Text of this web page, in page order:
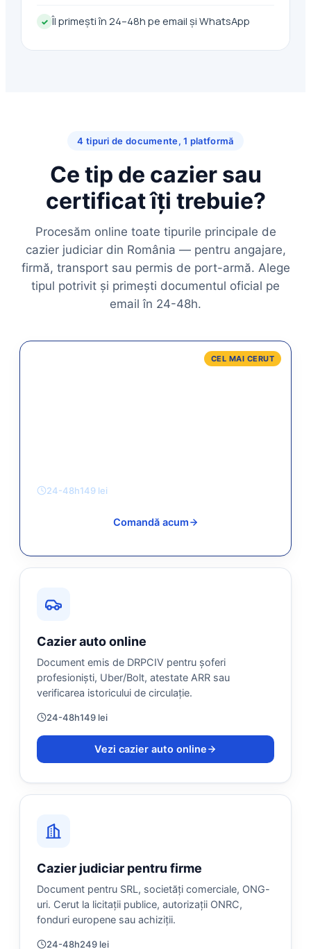
✓ Îl primești în 24–48h pe email și WhatsApp
4 tipuri de documente, 1 platformă
Ce tip de cazier sau
certificat îți trebuie?
Procesăm online toate tipurile principale de
cazier judiciar din România — pentru angajare,
firmă, transport sau permis de port-armă. Alege
tipul potrivit și primești documentul oficial pe
email în 24-48h.
CEL MAI CERUT
24-48h149 lei
Comandă acum
Cazier auto online
Document emis de DRPCIV pentru șoferi
profesioniști, Uber/Bolt, atestate ARR sau
verificarea istoricului de circulație.
24-48h149 lei
Vezi cazier auto online
Cazier judiciar pentru firme
Document pentru SRL, societăți comerciale, ONG-
uri. Cerut la licitații publice, autorizații ONRC,
fonduri europene sau achiziții.
24-48h249 lei